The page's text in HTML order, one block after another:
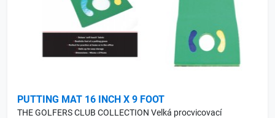
PUTTING MAT 16 INCH X 9 FOOT
THE GOLFERS CLUB COLLECTION Velká procvicovací